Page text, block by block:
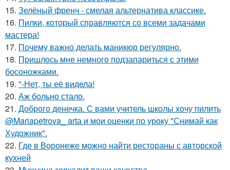
15. Зелёный френч - смелая альтернатива классике.
16. Пилки, который справляются со всеми задачами
мастера!
17. Почему важно делать маникюр регулярно.
18. Пришлось мне немного подзапариться с этими
босоножками.
19. "-Нет, ты её видела!
20. Аж больно стало.
21. Доброго денечка. С вами учитель школы хочу пилить
@Mariapetrova_ artа и мои оценки по уроку "Снимай как
Художник".
22. Где в Воронеже можно найти рестораны с авторской
кухней